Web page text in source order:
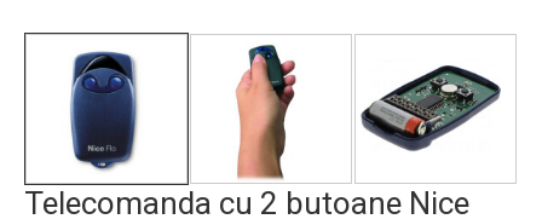
Telecomanda cu 2 butoane Nice